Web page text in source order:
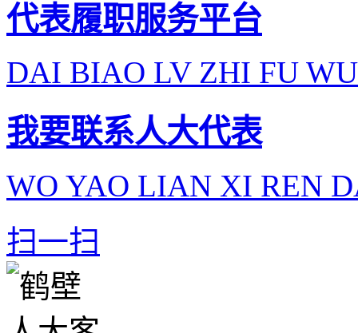
代表履职服务平台
DAI BIAO LV ZHI FU
我要联系人大代表
WO YAO LIAN XI REN
扫一扫